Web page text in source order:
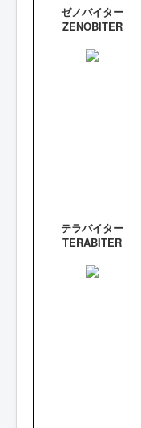
ゼノバイター
ZENOBITER
テラバイター
TERABITER